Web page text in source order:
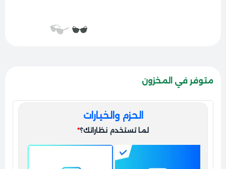
بشكل ناعم وفخم، هاد التفصيل بضيف لمسة أصالة فورية
لكشختك وبعكس ذوقك الرفيع والشبابي المنطلق.
بتيجي النظارة بمقاسات مدروسة بدقة لتعطي ثباتاً ممتازاً
وتناسقاً مريحاً يناسب تفاصيل الوجه، وهي خيار مثالي
ومناسب جداً لأصحاب الوجوه المربعة والمستطيلة
والبيضاوية لأنها بتعطي توازن ونعومة كول لملامح الوجه
متوفر في المخزون
الحزم والخيارات
لما تستخدم نظاراتك؟*